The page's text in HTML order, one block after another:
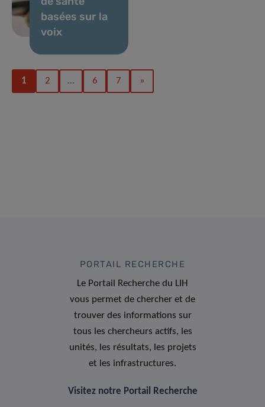
basées sur la
voix
1 2 … 6 7 »
PORTAIL RECHERCHE
Le Portail Recherche du LIH
vous permet de chercher et de
trouver des informations sur
tous les chercheurs actifs, les
unités, les résultats, les projets
et les infrastructures.
Visitez notre Portail Recherche